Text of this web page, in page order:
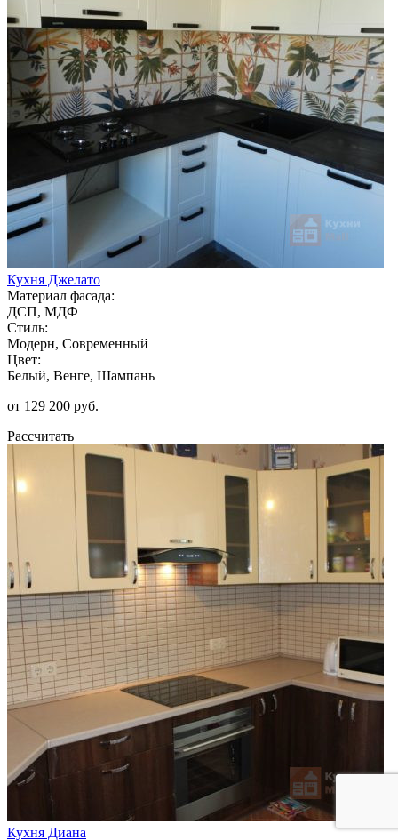
Кухня Джелато
Материал фасада:
ДСП, МДФ
Стиль:
Модерн, Современный
Цвет:
Белый, Венге, Шампань
от 129 200 руб.
Рассчитать
Кухня Диана